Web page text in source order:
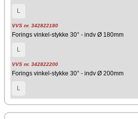
L
VVS nr. 342822180
Forings vinkel-stykke 30° - indv Ø 180mm
L
VVS nr. 342822200
Forings vinkel-stykke 30° - indv Ø 200mm
L